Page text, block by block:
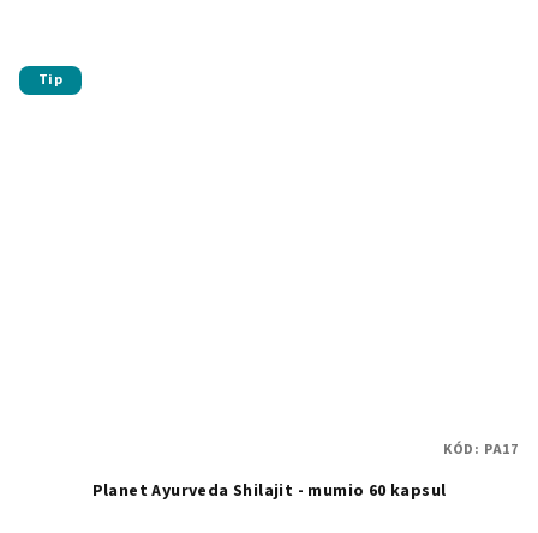
Tip
Planet Ayurveda Shilajit - mumio 60 kapsul
KÓD: PA17